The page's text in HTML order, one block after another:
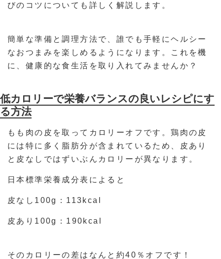
びのコツについても詳しく解説します。
簡単な準備と調理方法で、誰でも手軽にヘルシー
なおつまみを楽しめるようになります。これを機
に、健康的な食生活を取り入れてみませんか？
低カロリーで栄養バランスの良いレシピにす
る方法
もも肉の皮を取ってカロリーオフです。鶏肉の皮
には特に多く脂肪分が含まれているため、皮あり
と皮なしではずいぶんカロリーが異なります。
日本標準栄養成分表によると
皮なし100g：113kcal
皮あり100g：190kcal
そのカロリーの差はなんと約40％オフです！